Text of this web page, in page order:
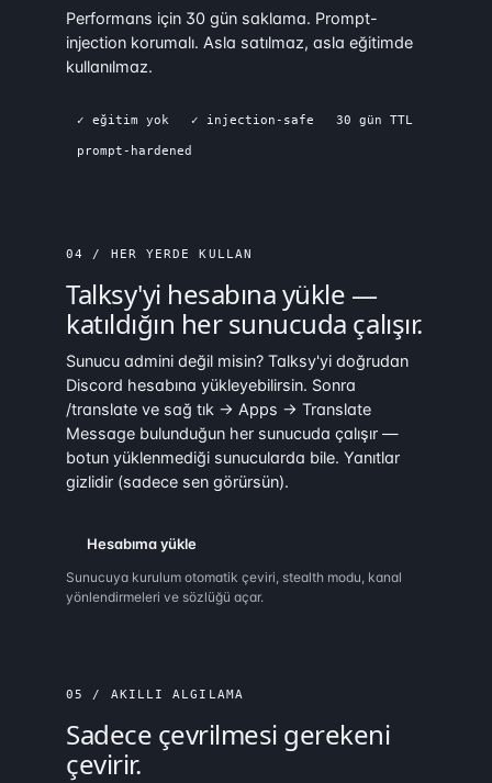
Performans için 30 gün saklama. Prompt-
injection korumalı. Asla satılmaz, asla eğitimde
kullanılmaz.
✓ eğitim yok ✓ injection-safe 30 gün TTL
prompt-hardened
04 / HER YERDE KULLAN
Talksy'yi hesabınayükle —
katıldığın her sunucuda çalışır.
Sunucu admini değil misin? Talksy'yi doğrudan
Discord hesabına yükleyebilirsin. Sonra
/translate ve sağ tık → Apps → Translate
Message bulunduğun her sunucuda çalışır —
botun yüklenmediği sunucularda bile. Yanıtlar
gizlidir (sadece sen görürsün).
Hesabıma yükle
Sunucuya kurulum otomatik çeviri, stealth modu, kanal
yönlendirmeleri ve sözlüğü açar.
05 / AKILLI ALGILAMA
Sadece çevrilmesi gerekeni
çevirir.